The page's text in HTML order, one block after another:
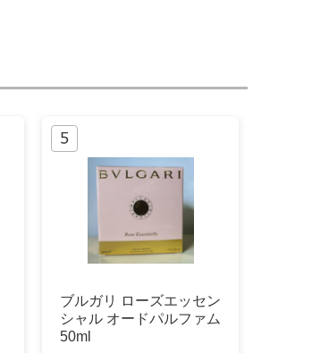
ブルガリ ローズエッセン
シャル オードパルファム
50ml